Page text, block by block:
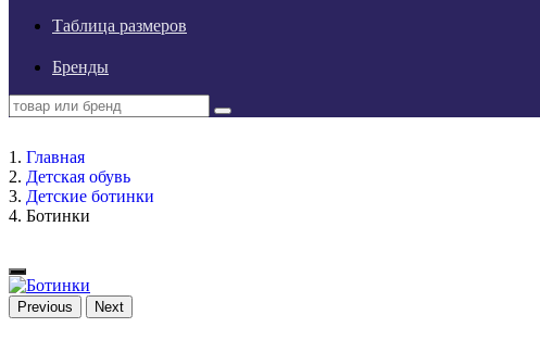
Таблица размеров
Бренды
Главная
Детская обувь
Детские ботинки
Ботинки
Previous Next